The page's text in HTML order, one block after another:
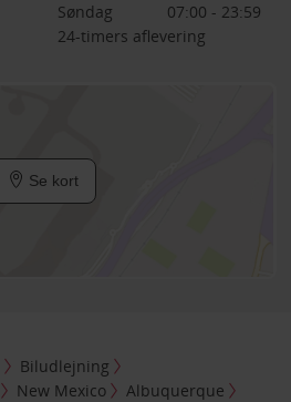
Søndag
07:00 - 23:59
24-timers aflevering
Se kort
Biludlejning
New Mexico
Albuquerque